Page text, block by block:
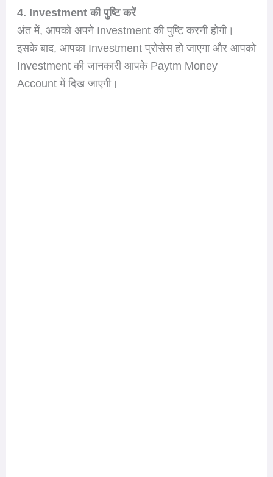
4. Investment की पुष्टि करें
अंत में, आपको अपने Investment की पुष्टि करनी होगी।
इसके बाद, आपका Investment प्रोसेस हो जाएगा और आपको
Investment की जानकारी आपके Paytm Money
Account में दिख जाएगी।